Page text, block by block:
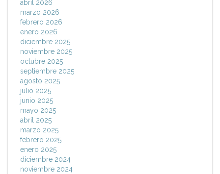
abril 2026
marzo 2026
febrero 2026
enero 2026
diciembre 2025
noviembre 2025
octubre 2025
septiembre 2025
agosto 2025
julio 2025
junio 2025
mayo 2025
abril 2025
marzo 2025
febrero 2025
enero 2025
diciembre 2024
noviembre 2024